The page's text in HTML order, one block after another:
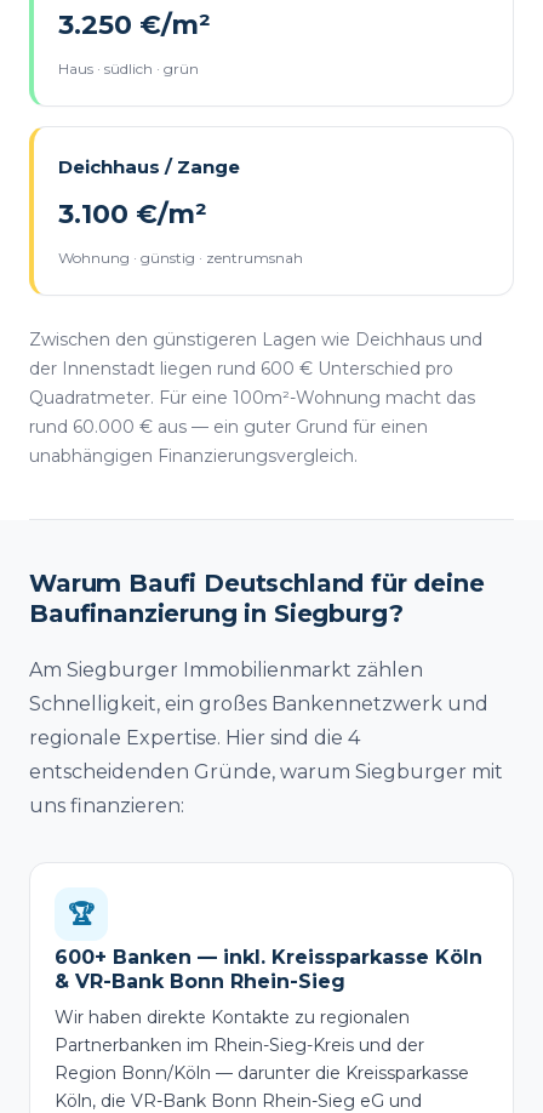
3.250 €/m²
Haus · südlich · grün
Deichhaus / Zange
3.100 €/m²
Wohnung · günstig · zentrumsnah
Zwischen den günstigeren Lagen wie Deichhaus und
der Innenstadt liegen rund 600 € Unterschied pro
Quadratmeter. Für eine 100m²-Wohnung macht das
rund 60.000 € aus — ein guter Grund für einen
unabhängigen Finanzierungsvergleich.
Warum Baufi Deutschland für deine
Baufinanzierung in Siegburg?
Am Siegburger Immobilienmarkt zählen
Schnelligkeit, ein großes Bankennetzwerk und
regionale Expertise. Hier sind die 4
entscheidenden Gründe, warum Siegburger mit
uns finanzieren:
🏆
600+ Banken — inkl. Kreissparkasse Köln
& VR-Bank Bonn Rhein-Sieg
Wir haben direkte Kontakte zu regionalen
Partnerbanken im Rhein-Sieg-Kreis und der
Region Bonn/Köln — darunter die Kreissparkasse
Köln, die VR-Bank Bonn Rhein-Sieg eG und